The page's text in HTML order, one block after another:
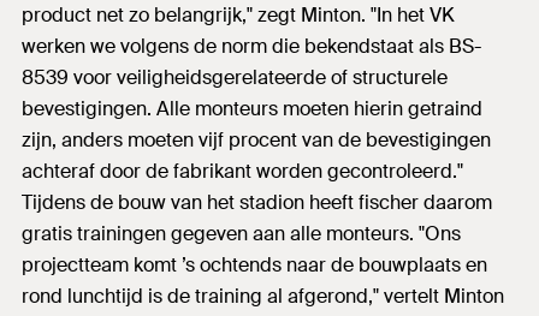
product net zo belangrijk," zegt Minton. "In het VK
werken we volgens de norm die bekendstaat als BS-
8539 voor veiligheidsgerelateerde of structurele
bevestigingen. Alle monteurs moeten hierin getraind
zijn, anders moeten vijf procent van de bevestigingen
achteraf door de fabrikant worden gecontroleerd."
Tijdens de bouw van het stadion heeft fischer daarom
gratis trainingen gegeven aan alle monteurs. "Ons
projectteam komt ’s ochtends naar de bouwplaats en
rond lunchtijd is de training al afgerond," vertelt Minton